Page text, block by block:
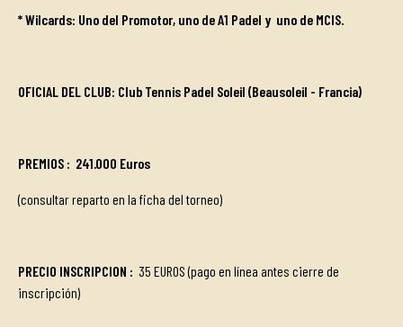
* Wilcards: Uno del Promotor, uno de A1 Padel y uno de MCIS.
OFICIAL DEL CLUB: Club Tennis Padel Soleil (Beausoleil - Francia)
PREMIOS : 241.000 Euros
(consultar reparto en la ficha del torneo)
PRECIO INSCRIPCION : 35 EUROS (pago en línea antes cierre de
inscripción)